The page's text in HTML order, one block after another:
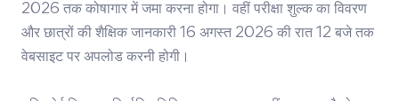
2026 तक कोषागार में जमा करना होगा। वहीं परीक्षा शुल्क का विवरण
और छात्रों की शैक्षिक जानकारी 16 अगस्त 2026 की रात 12 बजे तक
वेबसाइट पर अपलोड करनी होगी।